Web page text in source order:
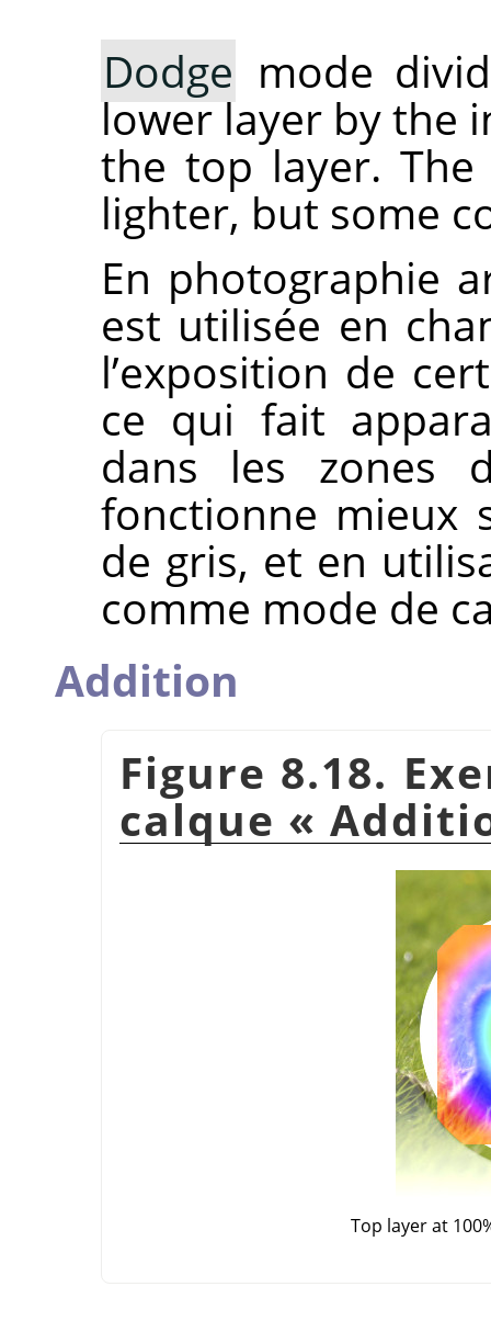
Dodge mode
lower layer by the
the top layer.
lighter, but some
En photographie
est utilisée en
l’exposition de
ce qui fait
dans les zones
fonctionne mieux
de gris, et en
comme mode de
Addition
Figure 8.18.
calque «
Top layer at